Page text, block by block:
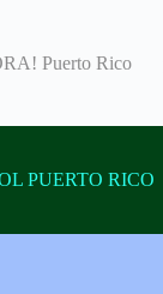
Puerto Rico
PUERTO RICO